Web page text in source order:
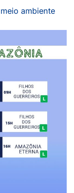
meio ambiente